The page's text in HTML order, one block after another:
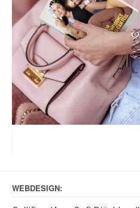
WEBDESIGN: